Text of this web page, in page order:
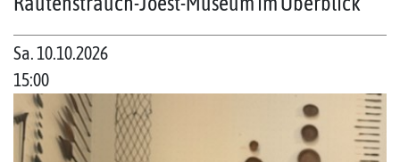
Sa. 10.10.2026
15:00